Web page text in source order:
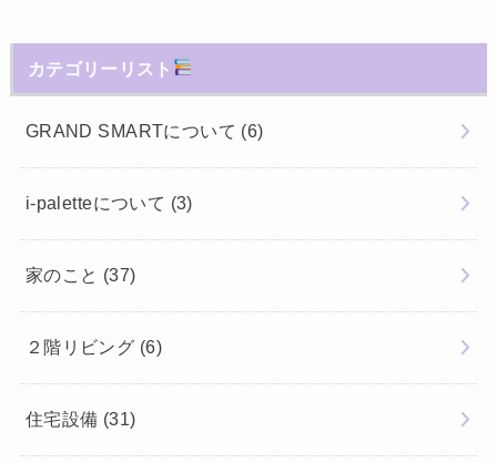
カテゴリーリスト
GRAND SMARTについて (6)
i-paletteについて (3)
家のこと (37)
２階リビング (6)
住宅設備 (31)